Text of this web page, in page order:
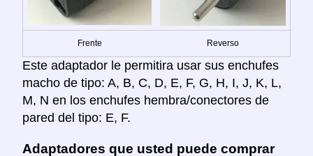
Frente Reverso
Este adaptador le permitira usar sus enchufes
macho de tipo: A, B, C, D, E, F, G, H, I, J, K, L,
M, N en los enchufes hembra/conectores de
pared del tipo: E, F.
Adaptadores que usted puede comprar